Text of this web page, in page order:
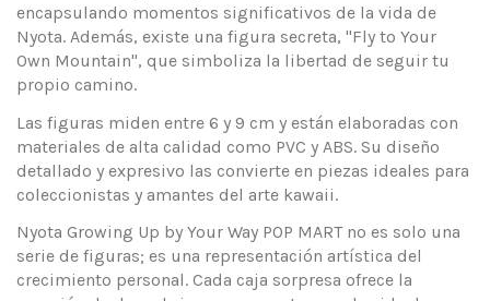
encapsulando momentos significativos de la vida de
Nyota. Además, existe una figura secreta, "Fly to Your
Own Mountain", que simboliza la libertad de seguir tu
propio camino.
Las figuras miden entre 6 y 9 cm y están elaboradas con
materiales de alta calidad como PVC y ABS. Su diseño
detallado y expresivo las convierte en piezas ideales para
coleccionistas y amantes del arte kawaii.
Nyota Growing Up by Your Way POP MART no es solo una
serie de figuras; es una representación artística del
crecimiento personal. Cada caja sorpresa ofrece la